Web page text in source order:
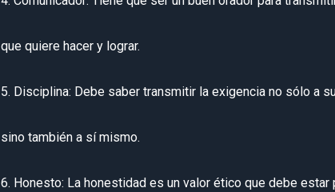
que quiere hacer y lograr.
5. Disciplina: Debe saber transmitir la exigencia no sólo a
sino también a sí mismo.
6. Honesto: La honestidad es un valor ético que debe estar